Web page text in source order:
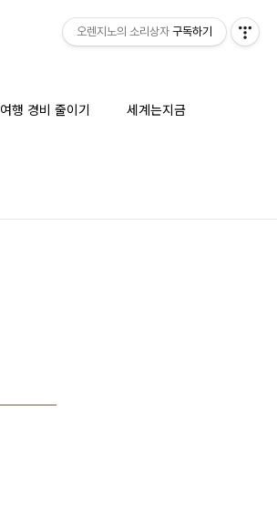
여행 경비 줄이기 세계는지금
오렌지노의 소리상자 구독하기